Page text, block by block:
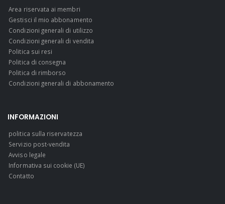
Area riservata ai membri
Gestisci il mio abbonamento
Condizioni generali di utilizzo
Condizioni generali di vendita
Politica sui resi
Politica di consegna
Politica di rimborso
Condizioni generali di abbonamento
INFORMAZIONI
politica sulla riservatezza
Servizio post-vendita
Avviso legale
Informativa sui cookie (UE)
Contatto